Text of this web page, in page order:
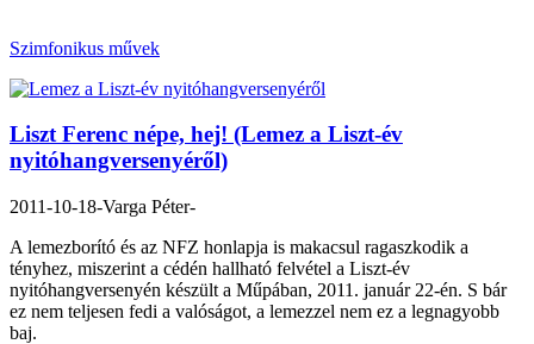
Szimfonikus művek
Liszt Ferenc népe, hej! (Lemez a Liszt-év
nyitóhangversenyéről)
2011-10-18- Varga Péter-
A lemezborító és az NFZ honlapja is makacsul ragaszkodik a
tényhez, miszerint a cédén hallható felvétel a Liszt-év
nyitóhangversenyén készült a Műpában, 2011. január 22-én. S bár
ez nem teljesen fedi a valóságot, a lemezzel nem ez a legnagyobb
baj.